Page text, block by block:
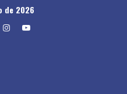
de 2026
Instagram
Youtube